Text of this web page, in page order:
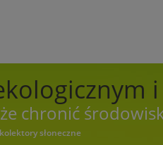
chronić
słoneczne